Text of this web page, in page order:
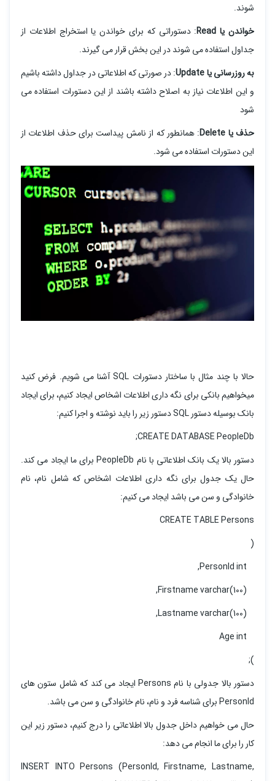
شوند.
خواندن یا Read
: دستوراتی که برای خواندن یا استخراج اطلاعات از
جداول استفاده می شوند در این بخش قرار می گیرند.
به روزرسانی یا Update
: در صورتی که اطلاعاتی در جداول داشته باشیم
و این اطلاعات نیاز به اصلاح داشته باشند از این دستورات استفاده می
شود
حذف یا Delete
: همانطور که از نامش پیداست برای حذف اطلاعات از
این دستورات استفاده می شود.
حالا با چند مثال با ساختار دستورات SQL آشنا می شویم. فرض کنید
میخواهیم بانکی برای نگه داری اطلاعات اشخاص ایجاد کنیم، برای ایجاد
بانک بوسیله دستور SQL دستور زیر را باید نوشته و اجرا کنیم:
CREATE DATABASE PeopleDb;
دستور بالا یک بانک اطلاعاتی با نام PeopleDb برای ما ایجاد می کند.
حال یک جدول برای نگه داری اطلاعات اشخاص که شامل نام، نام
خانوادگی و سن می باشد ایجاد می کنیم:
CREATE TABLE Persons
(
);
دستور بالا جدولی با نام Persons ایجاد می کند که شامل ستون های
PersonId برای شناسه فرد و نام، نام خانوادگی و سن می باشد.
حال می خواهیم داخل جدول بالا اطلاعاتی را درج کنیم، دستور زیر این
کار را برای ما انجام می دهد:
INSERT INTO Persons (PersonId, Firstname, Lastname,